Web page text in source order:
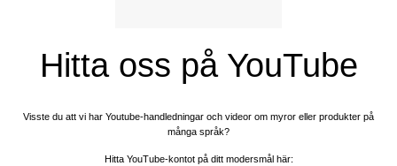
Hitta oss på YouTube
Visste du att vi har Youtube-handledningar och videor om myror eller produkter på
många språk?
Hitta YouTube-kontot på ditt modersmål här: